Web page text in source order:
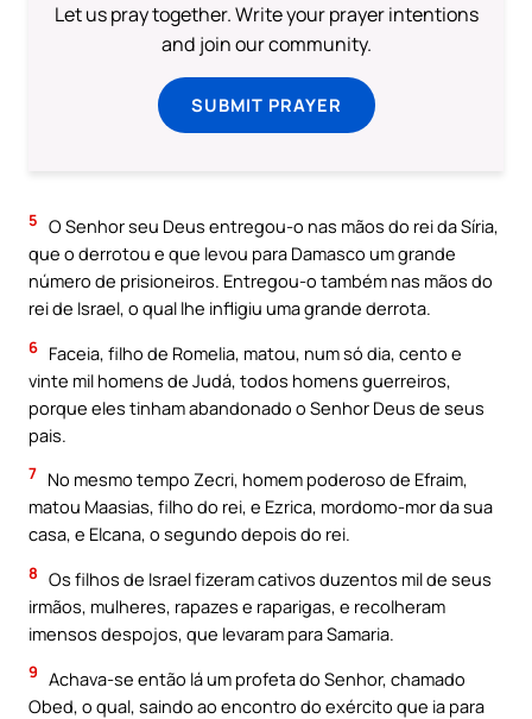
Let us pray together. Write your prayer intentions
and join our community.
SUBMIT PRAYER
5 O Senhor seu Deus entregou-o nas mãos do rei da Síria,
que o derrotou e que levou para Damasco um grande
número de prisioneiros. Entregou-o também nas mãos do
rei de Israel, o qual lhe infligiu uma grande derrota.
6 Faceia, filho de Romelia, matou, num só dia, cento e
vinte mil homens de Judá, todos homens guerreiros,
porque eles tinham abandonado o Senhor Deus de seus
pais.
7 No mesmo tempo Zecri, homem poderoso de Efraim,
matou Maasias, filho do rei, e Ezrica, mordomo-mor da sua
casa, e Elcana, o segundo depois do rei.
8 Os filhos de Israel fizeram cativos duzentos mil de seus
irmãos, mulheres, rapazes e raparigas, e recolheram
imensos despojos, que levaram para Samaria.
9 Achava-se então lá um profeta do Senhor, chamado
Obed, o qual, saindo ao encontro do exército que ia para